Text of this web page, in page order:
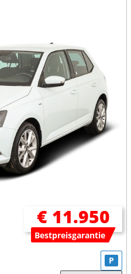
€ 11.950
Bestpreisgarantie
P